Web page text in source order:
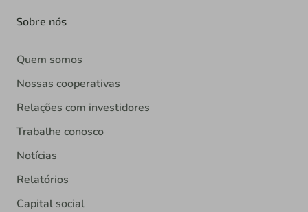
Sobre nós
Quem somos
Nossas cooperativas
Relações com investidores
Trabalhe conosco
Notícias
Relatórios
Capital social